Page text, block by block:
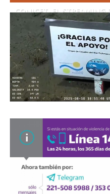
CONICET. EL STREAMING